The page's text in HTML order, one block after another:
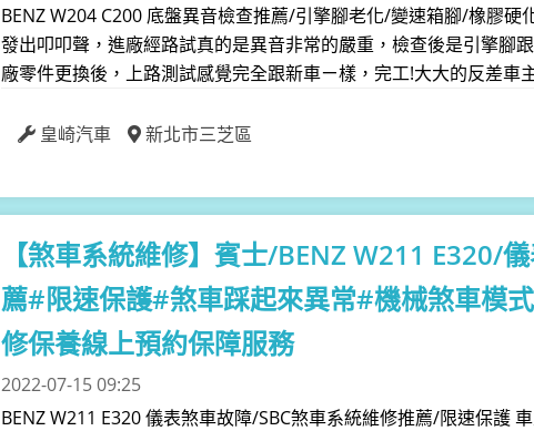
BENZ W204 C200 底盤異音檢查推薦/引擎腳老化/變速箱腳/橡膠
發出叩叩聲，進廠經路試真的是異音非常的嚴重，檢查後是引擎腳
廠零件更換後，上路測試感覺完全跟新車ㄧ樣，完工!大大的反差車
皇崎汽車 新北市三芝區
【煞車系統維修】賓士/BENZ W211 E320/
薦#限速保護#煞車踩起來異常#機械煞車模
修保養線上預約保障服務
2022-07-15 09:25
BENZ W211 E320 儀表煞車故障/SBC煞車系統維修推薦/限速保護